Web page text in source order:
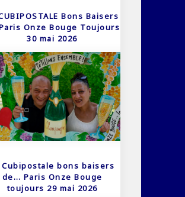
Bons Baisers
Onze Bouge Toujours
30 mai 2026
Cubipostale bons baisers
de… Paris Onze Bouge
toujours 29 mai 2026